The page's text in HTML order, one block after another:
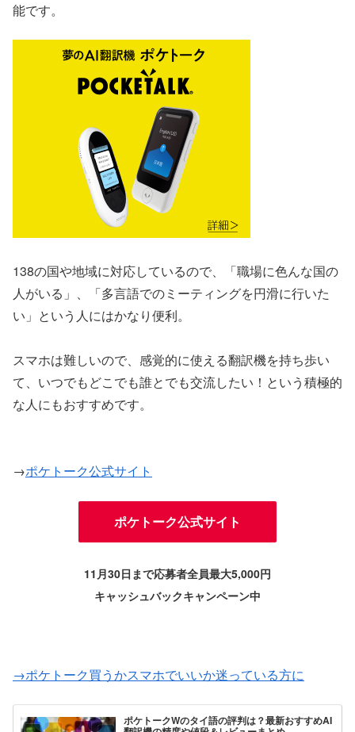
能です。
138の国や地域に対応しているので、「職場に色んな国の
人がいる」、「多言語でのミーティングを円滑に行いた
い」という人にはかなり便利。
スマホは難しいので、感覚的に使える翻訳機を持ち歩い
て、いつでもどこでも誰とでも交流したい！という積極的
な人にもおすすめです。
→ポケトーク公式サイト
ポケトーク公式サイト
11月30日まで応募者全員最大5,000円
キャッシュバックキャンペーン中
→ポケトーク買うかスマホでいいか迷っている方に
ポケトークWのタイ語の評判は？最新おすすめAI